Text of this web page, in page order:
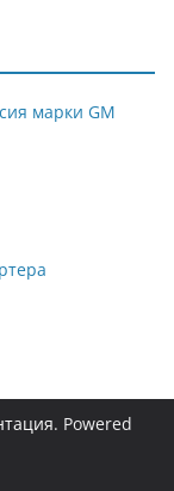
марки GM
. Powered